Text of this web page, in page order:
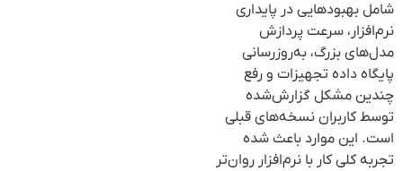
شامل بهبودهایی در پایداری
نرم‌افزار، سرعت پردازش
مدل‌های بزرگ، به‌روزرسانی
پایگاه داده تجهیزات و رفع
چندین مشکل گزارش‌شده
توسط کاربران نسخه‌های قبلی
است. این موارد باعث شده
تجربه کلی کار با نرم‌افزار روان‌تر